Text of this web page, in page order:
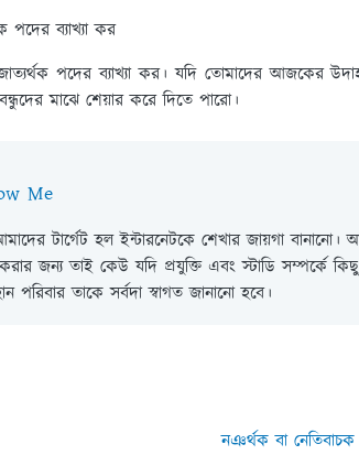
পদের ব্যাখ্যা কর
পদের ব্যাখ্যা কর। যদি তোমাদের আজকের
মাঝে শেয়ার করে দিতে পারো।
Me
টার্গেট হল ইন্টারনেটকে শেখার জায়গা বানানো।
করার জন্য তাই কেউ যদি প্রযুক্তি এবং স্টাডি সম্পর্কে
পরিবার তাকে সর্বদা স্বাগত জানানো হবে।
নঞর্থক বা